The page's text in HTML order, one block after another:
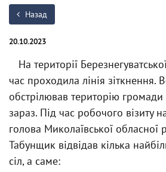
Назад
20.10.2023
На території
час проходила лінія зіткнення.
обстрілював територію
зараз. Під час робочого візиту
голова Миколаївської обласної
Табунщик відвідав кілька
сіл, а саме: